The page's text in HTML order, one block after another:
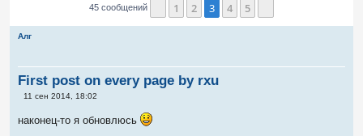
45 сообщений Пред.
1 2 3 4 5 След.
Алг
First post on every page by rxu
С
б
11 сен 2014, 18:02
наконец-то я обновлюсь